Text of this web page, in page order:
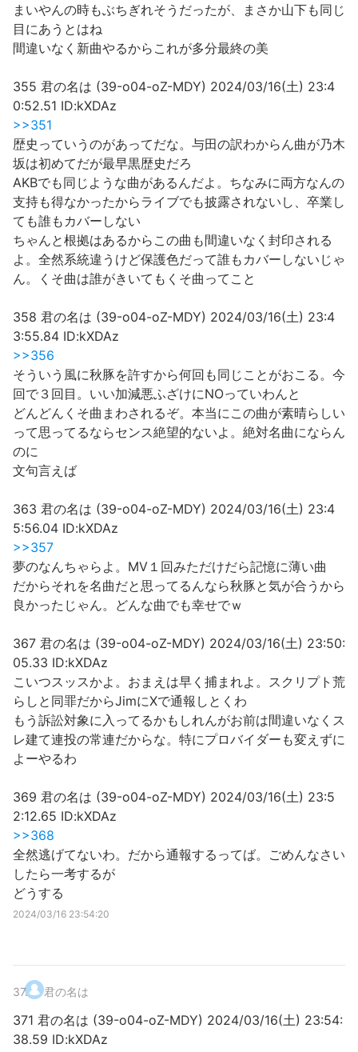
まいやんの時もぶちぎれそうだったが、まさか山下も同じ
目にあうとはね
間違いなく新曲やるからこれが多分最終の美
355 君の名は (39-o04-oZ-MDY) 2024/03/16(土) 23:4
0:52.51 ID:kXDAz
>>351
歴史っていうのがあってだな。与田の訳わからん曲が乃木
坂は初めてだが最早黒歴史だろ
AKBでも同じような曲があるんだよ。ちなみに両方なんの
支持も得なかったからライブでも披露されないし、卒業し
ても誰もカバーしない
ちゃんと根拠はあるからこの曲も間違いなく封印される
よ。全然系統違うけど保護色だって誰もカバーしないじゃ
ん。くそ曲は誰がきいてもくそ曲ってこと
358 君の名は (39-o04-oZ-MDY) 2024/03/16(土) 23:4
3:55.84 ID:kXDAz
>>356
そういう風に秋豚を許すから何回も同じことがおこる。今
回で３回目。いい加減悪ふざけにNOっていわんと
どんどんくそ曲まわされるぞ。本当にこの曲が素晴らしい
って思ってるならセンス絶望的ないよ。絶対名曲にならん
のに
文句言えば
363 君の名は (39-o04-oZ-MDY) 2024/03/16(土) 23:4
5:56.04 ID:kXDAz
>>357
夢のなんちゃらよ。MV１回みただけだら記憶に薄い曲
だからそれを名曲だと思ってるんなら秋豚と気が合うから
良かったじゃん。どんな曲でも幸せでｗ
367 君の名は (39-o04-oZ-MDY) 2024/03/16(土) 23:50:
05.33 ID:kXDAz
こいつスッスかよ。おまえは早く捕まれよ。スクリプト荒
らしと同罪だからJimにXで通報しとくわ
もう訴訟対象に入ってるかもしれんがお前は間違いなくス
レ建て連投の常連だからな。特にプロバイダーも変えずに
よーやるわ
369 君の名は (39-o04-oZ-MDY) 2024/03/16(土) 23:5
2:12.65 ID:kXDAz
>>368
全然逃げてないわ。だから通報するってば。ごめんなさい
したら一考するが
どうする
2024/03/16 23:54:20
37. 君の名は
371 君の名は (39-o04-oZ-MDY) 2024/03/16(土) 23:54:
38.59 ID:kXDAz